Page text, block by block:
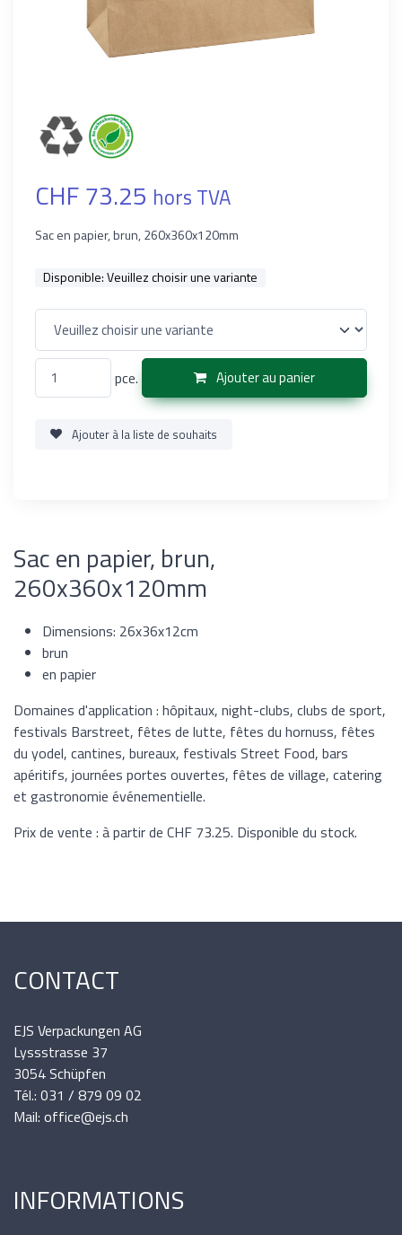
CHF 73.25 hors TVA
Sac en papier, brun, 260x360x120mm
Disponible:Veuillez choisir une variante
pce. Ajouter au panier
Ajouter à la liste de souhaits
Sac en papier, brun,
260x360x120mm
Dimensions: 26x36x12cm
brun
en papier
Domaines d'application : hôpitaux, night-clubs, clubs de sport,
festivals Barstreet, fêtes de lutte, fêtes du hornuss, fêtes
du yodel, cantines, bureaux, festivals Street Food, bars
apéritifs, journées portes ouvertes, fêtes de village, catering
et gastronomie événementielle.
Prix de vente : à partir de CHF 73.25. Disponible du stock.
CONTACT
EJS Verpackungen AG
Lyssstrasse 37
3054 Schüpfen
Tél.: 031 / 879 09 02
Mail: office@ejs.ch
INFORMATIONS